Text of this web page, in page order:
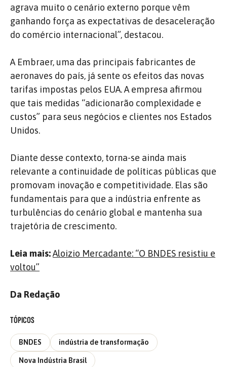
agrava muito o cenário externo porque vêm
ganhando força as expectativas de desaceleração
do comércio internacional”, destacou.
A Embraer, uma das principais fabricantes de
aeronaves do país, já sente os efeitos das novas
tarifas impostas pelos EUA. A empresa afirmou
que tais medidas “adicionarão complexidade e
custos” para seus negócios e clientes nos Estados
Unidos. ​
Diante desse contexto, torna-se ainda mais
relevante a continuidade de políticas públicas que
promovam inovação e competitividade. Elas são
fundamentais para que a indústria enfrente as
turbulências do cenário global e mantenha sua
trajetória de crescimento.
Leia mais:Aloizio Mercadante: “O BNDES resistiu e
voltou”
Da Redação
TÓPICOS
BNDES indústria de transformação
Nova Indústria Brasil